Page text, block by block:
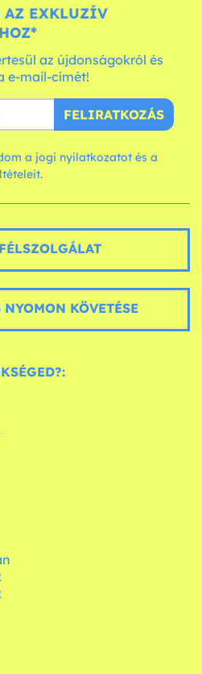
AZ EXKLUZÍV
az újdonságokról és
e-mail-címét!
FELIRATKOZÁS
a jogi nyilatkozatot és a
NYOMON KÖVETÉSE